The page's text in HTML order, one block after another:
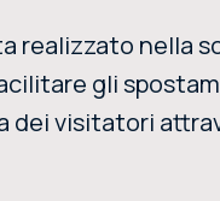
realizzato nella
gli
dei visitatori